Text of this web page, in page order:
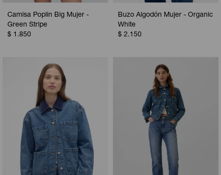
Camisa Poplin Big Mujer -
Green Stripe
$ 1.850
Buzo Algodón Mujer - Organic
White
$ 2.150